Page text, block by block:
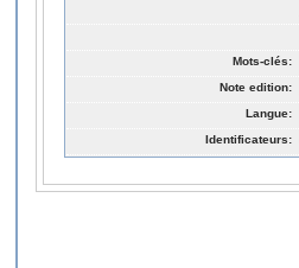
Mots-clés:
Note edition:
Langue:
Identificateurs: